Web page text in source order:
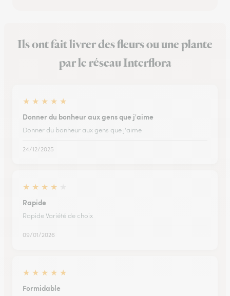
Ils ont fait livrer des fleurs ou une plante
par le réseau Interflora
★ ★ ★ ★ ★
Donner du bonheur aux gens que j'aime
Donner du bonheur aux gens que j'aime
24/12/2025
★ ★ ★ ★
Rapide
Rapide Variété de choix
09/01/2026
★ ★ ★ ★ ★
Formidable